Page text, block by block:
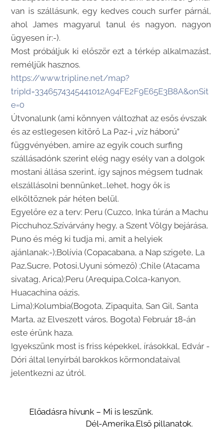
van is szállásunk, egy kedves couch surfer párnál,
ahol James magyarul tanul és nagyon, nagyon
ügyesen ír:-).
Most próbáljuk ki először ezt a térkép alkalmazást,
reméljük hasznos.
https://www.tripline.net/map?
tripId=3346574345441012A94FE2F9E65E3B8A&onSit
e=0
Útvonalunk (ami könnyen változhat az esős évszak
és az estlegesen kitörő La Paz-i „víz háború”
függvényében, amire az egyik couch surfing
szállásadónk szerint elég nagy esély van a dolgok
mostani állása szerint, így sajnos mégsem tudnak
elszállásolni bennünket…lehet, hogy ők is
elköltöznek pár héten belül.
Egyelőre ez a terv: Peru (Cuzco, Inka túrán a Machu
Picchuhoz,Szívárvány hegy, a Szent Völgy bejárása,
Puno és még ki tudja mi, amit a helyiek
ajánlanak:-);Bolívia (Copacabana, a Nap szigete, La
Paz,Sucre, Potosi,Uyuni sómező) ;Chile (Atacama
sivatag, Arica);Peru (Arequipa,Colca-kanyon,
Huacachina oázis,
Lima);Kolumbia(Bogota, Zipaquita, San Gil, Santa
Marta, az Elveszett város, Bogota) Február 18-án
este érünk haza.
Igyekszünk most is friss képekkel, írásokkal, Edvár -
Dóri által lenyírbál barokkos körmondataival
jelentkezni az útról.
Előadásra hívunk – Mi is leszünk.
Dél-Amerika.Első pillanatok.